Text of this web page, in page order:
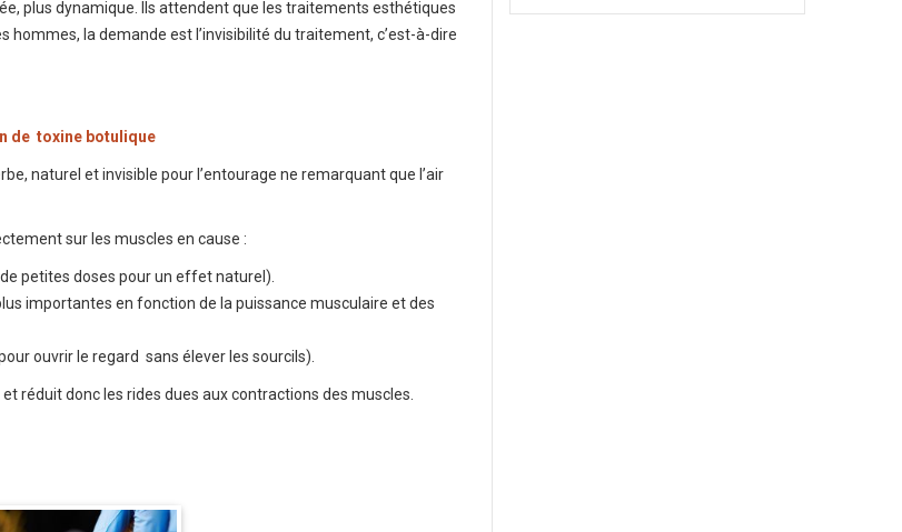
plus dynamique. Ils attendent que les traitements esthétiques
hommes, la demande est l’invisibilité du traitement, c’est-à-dire
de toxine botulique
naturel et invisible pour l’entourage ne remarquant que l’air
sur les muscles en cause :
petites doses pour un effet naturel).
importantes en fonction de la puissance musculaire et des
ouvrir le regard sans élever les sourcils).
réduit donc les rides dues aux contractions des muscles.